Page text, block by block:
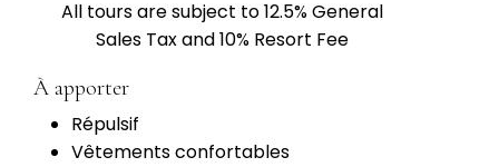
All tours are subject to 12.5% General
Sales Tax and 10% Resort Fee
À apporter
Répulsif
Vêtements confortables